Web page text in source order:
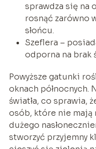
sprawdza się na
rosnąć zarówno
słońcu.
Szeflera –
odporna na brak
Powyższe gatunki
oknach północnych.
światła, co sprawia,
osób, które nie
dużego
stworzyć przyjemny